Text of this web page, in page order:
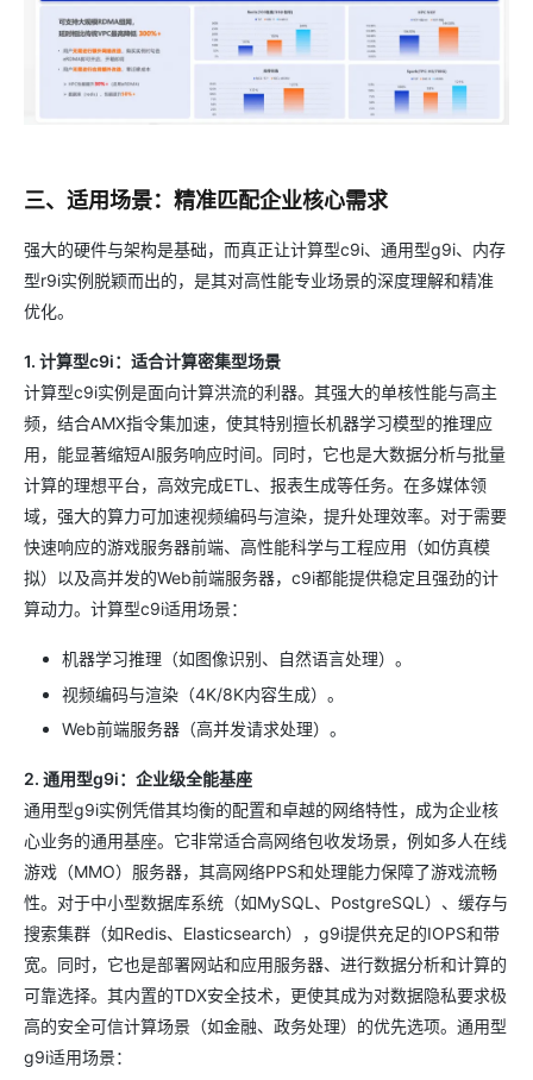
三、适用场景：精准匹配企业核心需求
强大的硬件与架构是基础，而真正让计算型c9i、通用型g9i、内存
型r9i实例脱颖而出的，是其对高性能专业场景的深度理解和精准
优化。
1. 计算型c9i：适合计算密集型场景
计算型c9i实例是面向计算洪流的利器。其强大的单核性能与高主
频，结合AMX指令集加速，使其特别擅长机器学习模型的推理应
用，能显著缩短AI服务响应时间。同时，它也是大数据分析与批量
计算的理想平台，高效完成ETL、报表生成等任务。在多媒体领
域，强大的算力可加速视频编码与渲染，提升处理效率。对于需要
快速响应的游戏服务器前端、高性能科学与工程应用（如仿真模
拟）以及高并发的Web前端服务器，c9i都能提供稳定且强劲的计
算动力。计算型c9i适用场景：
机器学习推理（如图像识别、自然语言处理）。
视频编码与渲染（4K/8K内容生成）。
Web前端服务器（高并发请求处理）。
2. 通用型g9i：企业级全能基座
通用型g9i实例凭借其均衡的配置和卓越的网络特性，成为企业核
心业务的通用基座。它非常适合高网络包收发场景，例如多人在线
游戏（MMO）服务器，其高网络PPS和处理能力保障了游戏流畅
性。对于中小型数据库系统（如MySQL、PostgreSQL）、缓存与
搜索集群（如Redis、Elasticsearch），g9i提供充足的IOPS和带
宽。同时，它也是部署网站和应用服务器、进行数据分析和计算的
可靠选择。其内置的TDX安全技术，更使其成为对数据隐私要求极
高的安全可信计算场景（如金融、政务处理）的优先选项。通用型
g9i适用场景：